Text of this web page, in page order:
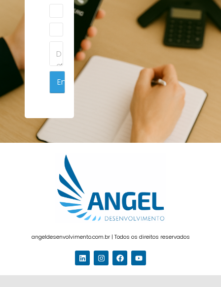
Enviar
angeldesenvolvimento.com.br | Todos os direitos reservados